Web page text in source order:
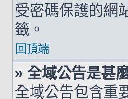
受密碼保護的網
籤。
回頂端
» 全域公告是甚
全域公告包含重